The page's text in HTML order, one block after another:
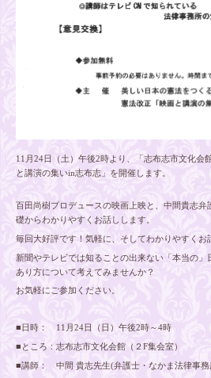
11月24日（土）午後2時より、「志布志市文化会
と講演の集いin志布志」を開催します。
百田尚樹プロデュースの映画上映と、中間貴志
礎からわかりやすくお話しします。
毎回大好評です！気軽に、そしてわかりやすくお
新聞やテレビでは知ることの出来ない「本当の
あり方について考えてみませんか？
お気軽にご参加ください。
■日時： 11月24日（日）午後2時～4時
■ところ：志布志市文化会館（２F集会室）
■講師： 中間 貴志先生(弁護士・なかま法律事